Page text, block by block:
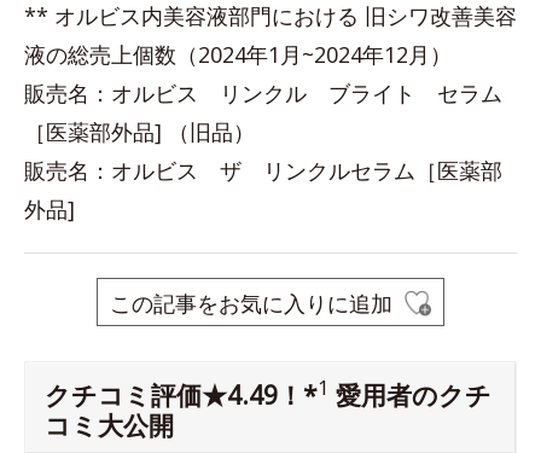
** オルビス内美容液部門における 旧シワ改善美容
液の総売上個数（2024年1月~2024年12月）
販売名：オルビス リンクル ブライト セラム
［医薬部外品] （旧品）
販売名：オルビス ザ リンクルセラム［医薬部
外品]
この記事をお気に入りに追加
クチコミ評価★4.49！*1 愛用者のクチ
コミ大公開